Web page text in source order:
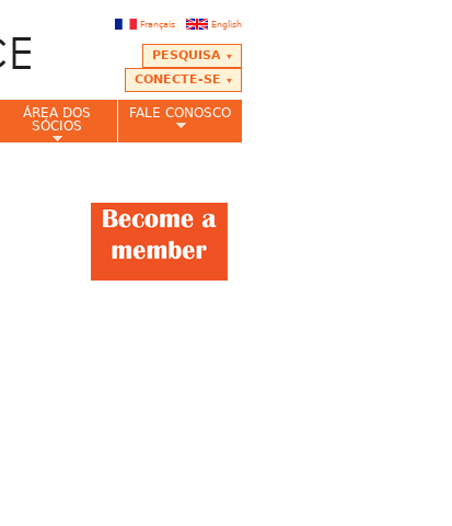
English
Français
PESQUISA
CONECTE-SE
ÁREA DOS
SÓCIOS
FALE CONOSCO